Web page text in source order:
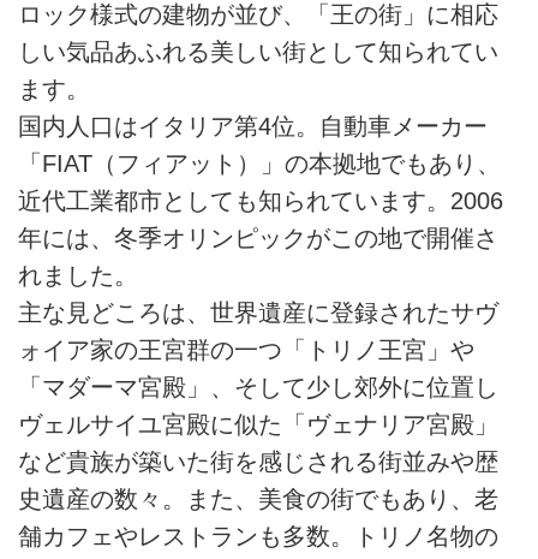
ロック様式の建物が並び、「王の街」に相応
しい気品あふれる美しい街として知られてい
ます。
国内人口はイタリア第4位。自動車メーカー
「FIAT（フィアット）」の本拠地でもあり、
近代工業都市としても知られています。2006
年には、冬季オリンピックがこの地で開催さ
れました。
主な見どころは、世界遺産に登録されたサヴ
ォイア家の王宮群の一つ「トリノ王宮」や
「マダーマ宮殿」、そして少し郊外に位置し
ヴェルサイユ宮殿に似た「ヴェナリア宮殿」
など貴族が築いた街を感じされる街並みや歴
史遺産の数々。また、美食の街でもあり、老
舗カフェやレストランも多数。トリノ名物の